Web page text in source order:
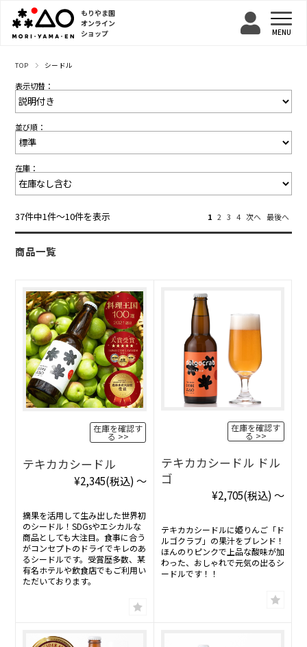
もりやま園
オンライン
ショップ
TOP シードル
表示切替：
並び順：
在庫：
37件中1件〜10件を表示 1 2 3 4 次へ 最後へ
商品一覧
在庫を確認す
る
テキカカシードル
¥2,345(税込) ～
摘果を活用して生み出した世界初
のシードル！SDGsやエシカルな
商品としても大注目。食事に合う
がコンセプトのドライでキレのあ
るシードルです。受賞歴多数、某
有名ホテルや飲食店でもご利用い
ただいております。
在庫を確認す
る
テキカカシードル ドル
ゴ
¥2,705(税込) ～
テキカカシードルに姫りんご「ド
ルゴクラブ」の果汁をブレンド！
ほんのりピンクで上品な酸味が加
わった、おしゃれで元気の出るシ
ードルです！！